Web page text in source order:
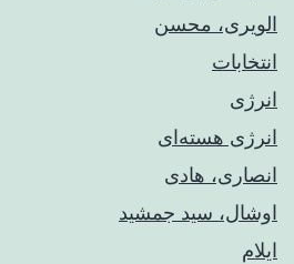
الویری، محسن
انتخابات
انرژی
انرژی هسته‌ای
انصاری، هادی
اوشال، سید جمشید
ایلام